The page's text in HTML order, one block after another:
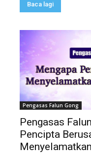
Baca lagi
Pengasas Falun Gong
Pengasas
Pencipta